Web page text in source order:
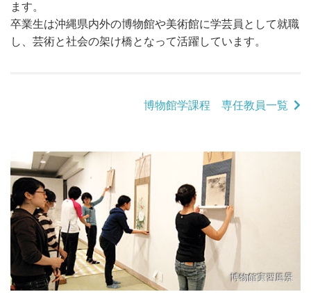
ます。
卒業生は沖縄県内外の博物館や美術館に学芸員として就職
し、芸術と社会の架け橋となって活躍しています。
博物館学課程 専任教員一覧
博物館実習風景